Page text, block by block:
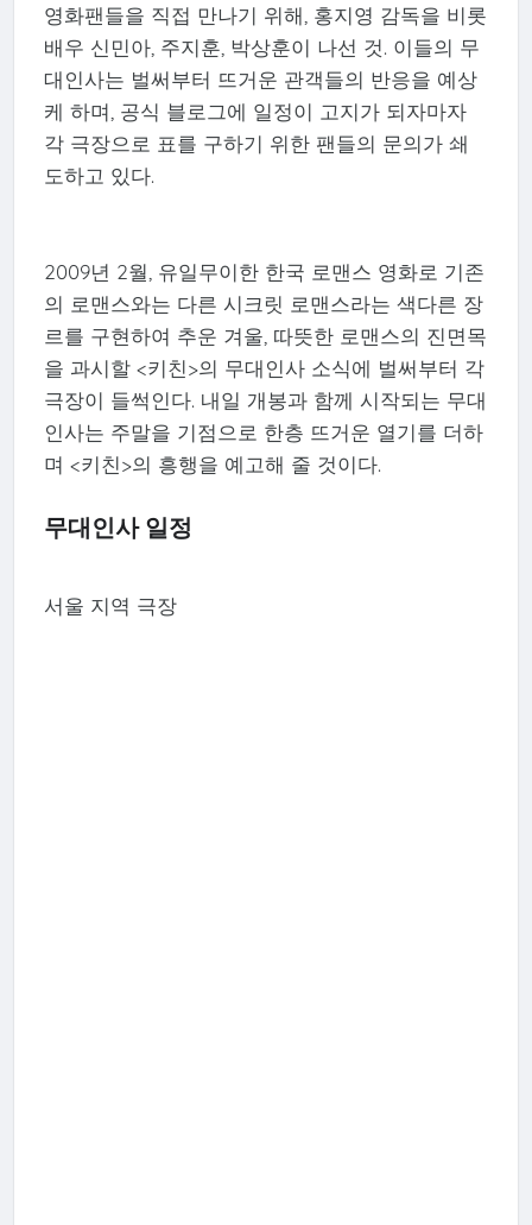
영화팬들을 직접 만나기 위해, 홍지영 감독을 비롯
배우 신민아, 주지훈, 박상훈이 나선 것. 이들의 무
대인사는 벌써부터 뜨거운 관객들의 반응을 예상
케 하며, 공식 블로그에 일정이 고지가 되자마자
각 극장으로 표를 구하기 위한 팬들의 문의가 쇄
도하고 있다.
2009년 2월, 유일무이한 한국 로맨스 영화로 기존
의 로맨스와는 다른 시크릿 로맨스라는 색다른 장
르를 구현하여 추운 겨울, 따뜻한 로맨스의 진면목
을 과시할 <키친>의 무대인사 소식에 벌써부터 각
극장이 들썩인다. 내일 개봉과 함께 시작되는 무대
인사는 주말을 기점으로 한층 뜨거운 열기를 더하
며 <키친>의 흥행을 예고해 줄 것이다.
무대인사 일정
서울 지역 극장